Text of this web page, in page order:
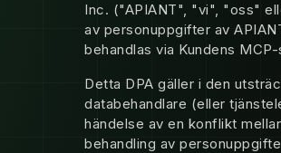
Inc. ("APIANT", "vi", "oss"
av personuppgifter av
behandlas via Kundens
Detta DPA gäller i den
databehandlare (eller
händelse av en konflikt
behandling av